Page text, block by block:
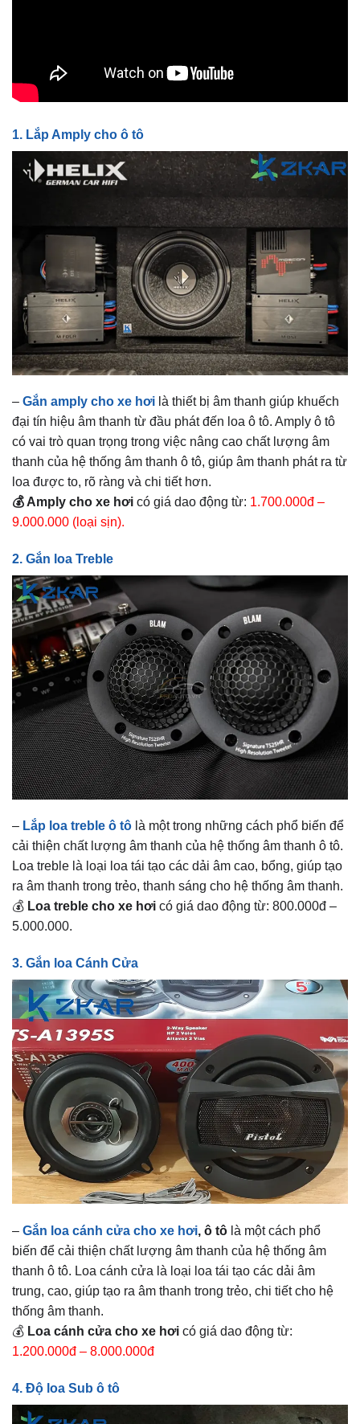
1. Lắp Amply cho ô tô
– Gắn amply cho xe hơi là thiết bị âm thanh giúp khuếch
đại tín hiệu âm thanh từ đầu phát đến loa ô tô. Amply ô tô
có vai trò quan trọng trong việc nâng cao chất lượng âm
thanh của hệ thống âm thanh ô tô, giúp âm thanh phát ra từ
loa được to, rõ ràng và chi tiết hơn.
💰 Amply cho xe hơi có giá dao động từ: 1.700.000đ –
9.000.000 (loại sịn).
2. Gắn loa Treble
– Lắp loa treble ô tô là một trong những cách phổ biến để
cải thiện chất lượng âm thanh của hệ thống âm thanh ô tô.
Loa treble là loại loa tái tạo các dải âm cao, bổng, giúp tạo
ra âm thanh trong trẻo, thanh sáng cho hệ thống âm thanh.
💰 Loa treble cho xe hơi có giá dao động từ: 800.000đ –
5.000.000.
3. Gắn loa Cánh Cửa
– Gắn loa cánh cửa cho xe hơi, ô tô là một cách phổ
biến để cải thiện chất lượng âm thanh của hệ thống âm
thanh ô tô. Loa cánh cửa là loại loa tái tạo các dải âm
trung, cao, giúp tạo ra âm thanh trong trẻo, chi tiết cho hệ
thống âm thanh.
💰 Loa cánh cửa cho xe hơi có giá dao động từ:
1.200.000đ – 8.000.000đ
4. Độ loa Sub ô tô